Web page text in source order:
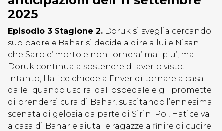
2025
Episodio 3 Stagione 2. Doruk si sveglia cercando
suo padre e Bahar si decide a dire a lui e Nisan
che Sarp e’ morto e non tornera’ mai piu’, ma
Doruk continua a sostenere di averlo visto.
Intanto, Hatice chiede a Enver di tornare a casa
da lei quando uscira’ dall’ospedale e gli promette
di prendersi cura di Bahar, suscitando l’ennesima
scenata di gelosia da parte di Sirin. Poi, Hatice va
a casa di Bahar e aiuta le ragazze a finire di cucire